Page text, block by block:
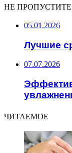
НЕ ПРОПУСТИТЕ
05.01.2026
Лучшие
07.07.2026
ЧИТАЕМОЕ